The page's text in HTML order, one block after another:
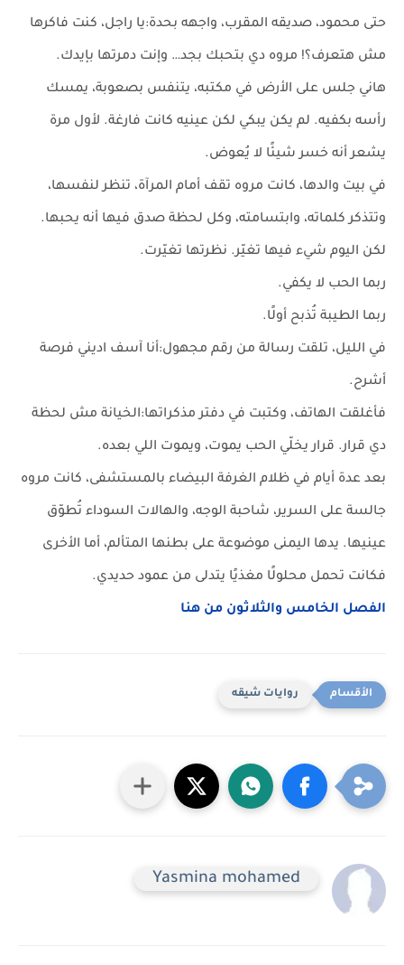
حتى محمود، صديقه المقرب، واجهه بحدة:يا راجل، كنت فاكرها
مش هتعرف؟! مروه دي بتحبك بجد… وإنت دمرتها بإيدك.
هاني جلس على الأرض في مكتبه، يتنفس بصعوبة، يمسك
رأسه بكفيه. لم يكن يبكي لكن عينيه كانت فارغة. لأول مرة
يشعر أنه خسر شيئًا لا يُعوض.
في بيت والدها، كانت مروه تقف أمام المرآة، تنظر لنفسها،
وتتذكر كلماته، وابتسامته، وكل لحظة صدق فيها أنه يحبها.
لكن اليوم شيء فيها تغيّر. نظرتها تغيّرت.
ربما الحب لا يكفي.
ربما الطيبة تُذبح أولًا.
في الليل، تلقت رسالة من رقم مجهول:أنا آسف اديني فرصة
أشرح.
فأغلقت الهاتف، وكتبت في دفتر مذكراتها:الخيانة مش لحظة
دي قرار. قرار يخلّي الحب يموت، ويموت اللي بعده.
بعد عدة أيام في ظلام الغرفة البيضاء بالمستشفى، كانت مروه
جالسة على السرير، شاحبة الوجه، والهالات السوداء تُطوّق
عينيها. يدها اليمنى موضوعة على بطنها المتألم، أما الأخرى
فكانت تحمل محلولًا مغذيًا يتدلى من عمود حديدي.
الفصل الخامس والثلاثون من هنا
روايات شيقه
Yasmina mohamed